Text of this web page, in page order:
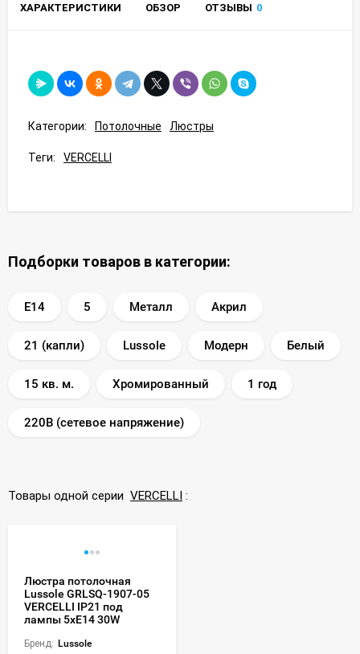
ХАРАКТЕРИСТИКИ ОБЗОР ОТЗЫВЫ 0
Категории: Потолочные Люстры
Теги: VERCELLI
Подборки товаров в категории:
E14 5 Металл Акрил
21 (капли) Lussole Модерн Белый
15 кв. м. Хромированный 1 год
220В (сетевое напряжение)
Товары одной серии VERCELLI :
Люстра потолочная
Lussole GRLSQ-1907-05
VERCELLI IP21 под
лампы 5xE14 30W
Бренд: Lussole